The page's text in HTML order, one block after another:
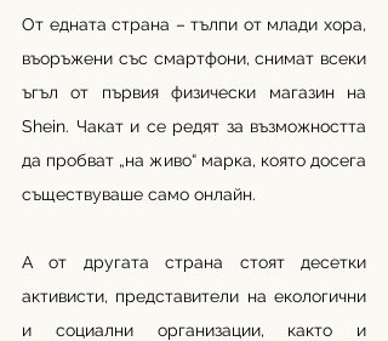
От едната страна – тълпи от млади хора,
въоръжени със смартфони, снимат всеки
ъгъл от първия физически магазин на
Shein. Чакат и се редят за възможността
да пробват „на живо“ марка, която досега
съществуваше само онлайн.
А от другата страна стоят десетки
активисти, представители на екологични
и социални организации, както и